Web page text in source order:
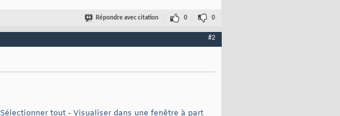
Répondre avec citation 0 0
#2
Sélectionner tout - Visualiser dans une fenêtre à part